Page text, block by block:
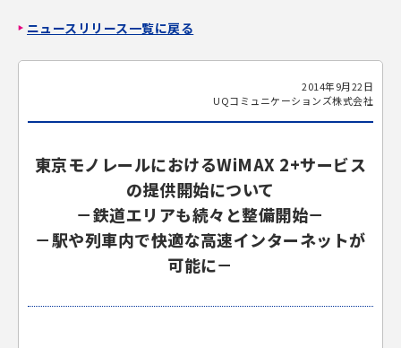
UQ mobile
ニュースリリース一覧に戻る
2014年9月22日
UQコミュニケーションズ株式会社
東京モノレールにおけるWiMAX 2+サービス
の提供開始について
－鉄道エリアも続々と整備開始－
－駅や列車内で快適な高速インターネットが
可能に－